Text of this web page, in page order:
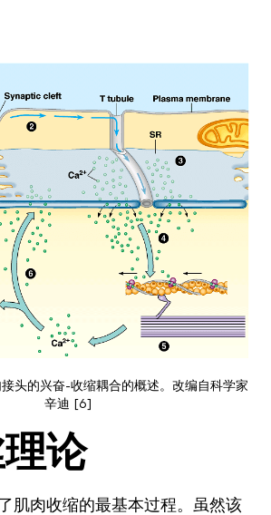
头的兴奋-收缩耦合的概述。改编自科学家
辛迪 [6]
论
肌肉收缩的最基本过程。虽然该